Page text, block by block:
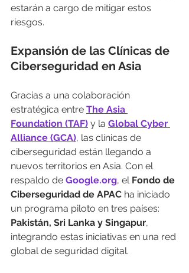
estarán a cargo de mitigar estos
riesgos.
Expansión de las Clínicas de
Ciberseguridad en Asia
Gracias a una colaboración
estratégica entre The Asia
Foundation (TAF) y la Global Cyber
Alliance (GCA), las clínicas de
ciberseguridad están llegando a
nuevos territorios en Asia. Con el
respaldo de Google.org, el Fondo de
Ciberseguridad de APAC ha iniciado
un programa piloto en tres países:
Pakistán, Sri Lanka y Singapur,
integrando estas iniciativas en una red
global de seguridad digital.